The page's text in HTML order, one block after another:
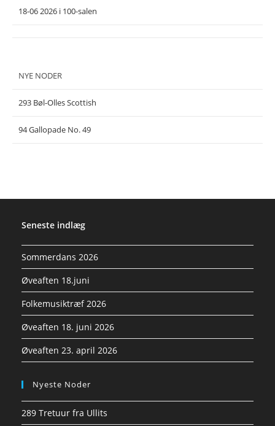
18-06 2026 i 100-salen
NYE NODER
293 Bøl-Olles Scottish
94 Gallopade No. 49
Seneste indlæg
Sommerdans 2026
Øveaften 18.juni
Folkemusiktræf 2026
Øveaften 18. juni 2026
Øveaften 23. april 2026
Nyeste Noder
289 Tretuur fra Ullits